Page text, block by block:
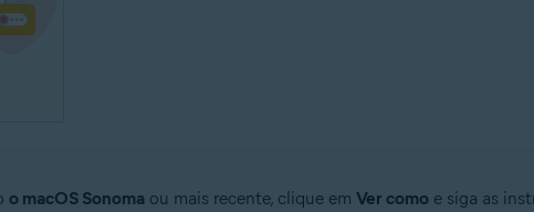
o macOS Sonomaou mais recente, clique em Ver como e siga as